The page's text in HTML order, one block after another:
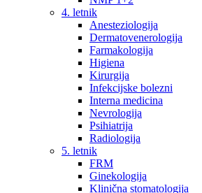
4. letnik
Anesteziologija
Dermatovenerologija
Farmakologija
Higiena
Kirurgija
Infekcijske bolezni
Interna medicina
Nevrologija
Psihiatrija
Radiologija
5. letnik
FRM
Ginekologija
Klinična stomatologija